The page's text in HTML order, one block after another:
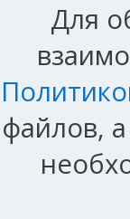
Для
файлов,